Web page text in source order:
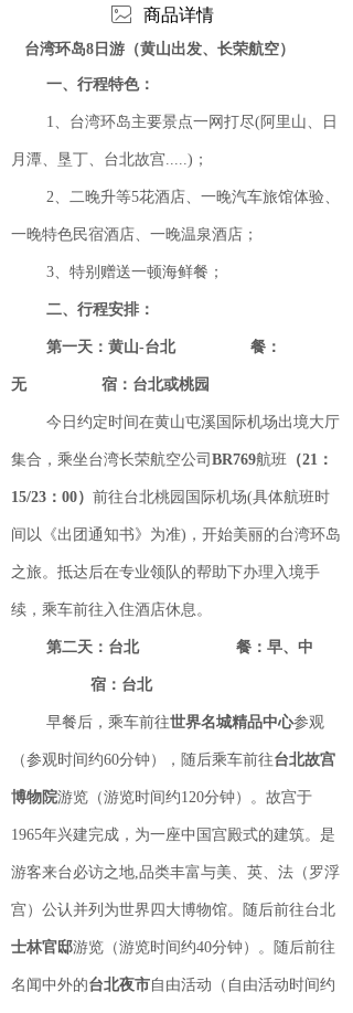
商品详情
台湾环岛8日游（黄山出发、长荣航空）
一、行程特色：
1、台湾环岛主要景点一网打尽(阿里山、日
月潭、垦丁、台北故宫.....)；
2、二晚升等5花酒店、一晚汽车旅馆体验、
一晚特色民宿酒店、一晚温泉酒店；
3、特别赠送一顿海鲜餐；
二、行程安排：
第一天：黄山-台北 餐：
无 宿：台北或桃园
今日约定时间在黄山屯溪国际机场出境大厅
集合，乘坐台湾长荣航空公司 BR769航班 （21：
15/23：00） 前往台北桃园国际机场(具体航班时
间以《出团通知书》为准)，开始美丽的台湾环岛
之旅。抵达后在专业领队的帮助下办理入境手
续，乘车前往入住酒店休息。
第二天：台北 餐：早、中
宿：台北
早餐后，乘车前往世界名城精品中心参观
（参观时间约60分钟），随后乘车前往台北故宫
博物院游览（游览时间约120分钟）。故宫于
1965年兴建完成，为一座中国宫殿式的建筑。是
游客来台必访之地,品类丰富与美、英、法（罗浮
宫）公认并列为世界四大博物馆。随后前往台北
士林官邸游览（游览时间约40分钟）。随后前往
名闻中外的台北夜市自由活动（自由活动时间约
ꂈ